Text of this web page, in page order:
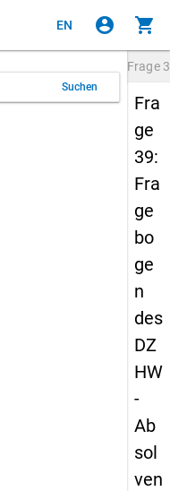
EN account_circle shopping_cart
Suchen
Frage
Fra
ge
39:
Fra
ge
bo
ge
n
des
DZ
HW
-
Ab
sol
ven